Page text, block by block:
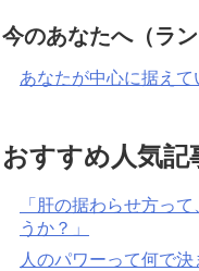
今のあなたへ（ラン
あなたが中心に据えて
おすすめ人気記
「肝の据わらせ方っ
うか？」
人のパワーって何で決